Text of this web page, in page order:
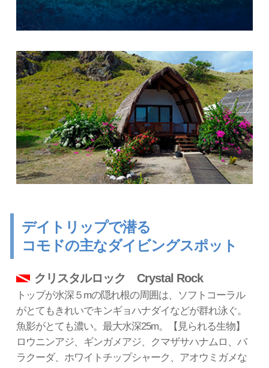
デイトリップで潜る
コモドの主なダイビングスポット
クリスタルロック Crystal Rock
トップが水深５mの隠れ根の周囲は、ソフトコーラル
がとてもきれいでキンギョハナダイなどが群れ泳ぐ。
魚影がとても濃い。最大水深25m。【見られる生物】
ロウニンアジ、ギンガメアジ、クマザサハナムロ、バ
ラクーダ、ホワイトチップシャーク、アオウミガメな